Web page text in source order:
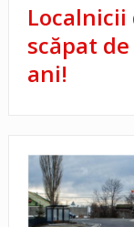
Localnicii
scăpat
ani!